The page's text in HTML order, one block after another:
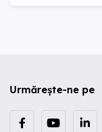
Urmărește-ne pe